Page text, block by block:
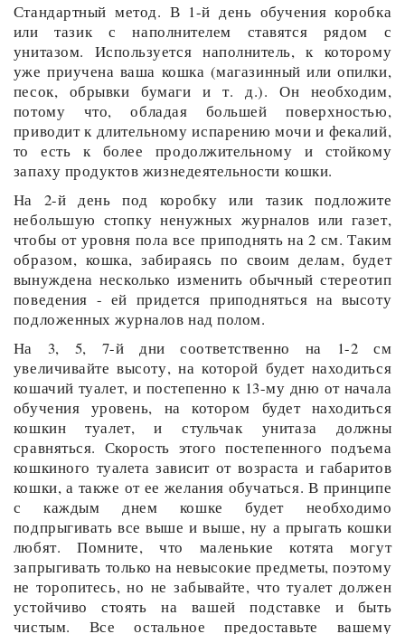
Стандартный метод. В 1-й день обучения коробка
или тазик с наполнителем ставятся рядом с
унитазом. Используется наполнитель, к которому
уже приучена ваша кошка (магазинный или опилки,
песок, обрывки бумаги и т. д.). Он необходим,
потому что, обладая большей поверхностью,
приводит к длительному испарению мочи и фекалий,
то есть к более продолжительному и стойкому
запаху продуктов жизнедеятельности кошки.
На 2-й день под коробку или тазик подложите
небольшую стопку ненужных журналов или газет,
чтобы от уровня пола все приподнять на 2 см. Таким
образом, кошка, забираясь по своим делам, будет
вынуждена несколько изменить обычный стереотип
поведения - ей придется приподняться на высоту
подложенных журналов над полом.
На 3, 5, 7-й дни соответственно на 1-2 см
увеличивайте высоту, на которой будет находиться
кошачий туалет, и постепенно к 13-му дню от начала
обучения уровень, на котором будет находиться
кошкин туалет, и стульчак унитаза должны
сравняться. Скорость этого постепенного подъема
кошкиного туалета зависит от возраста и габаритов
кошки, а также от ее желания обучаться. В принципе
с каждым днем кошке будет необходимо
подпрыгивать все выше и выше, ну а прыгать кошки
любят. Помните, что маленькие котята могут
запрыгивать только на невысокие предметы, поэтому
не торопитесь, но не забывайте, что туалет должен
устойчиво стоять на вашей подставке и быть
чистым. Все остальное предоставьте вашему